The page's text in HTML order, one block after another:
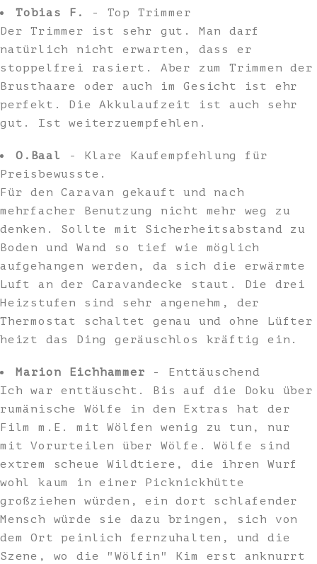
Tobias F.
- Top Trimmer
Der Trimmer ist sehr gut. Man darf
natürlich nicht erwarten, dass er
stoppelfrei rasiert. Aber zum Trimmen der
Brusthaare oder auch im Gesicht ist ehr
perfekt. Die Akkulaufzeit ist auch sehr
gut. Ist weiterzuempfehlen.
O.Baal
- Klare Kaufempfehlung für
Preisbewusste.
Für den Caravan gekauft und nach
mehrfacher Benutzung nicht mehr weg zu
denken. Sollte mit Sicherheitsabstand zu
Boden und Wand so tief wie möglich
aufgehangen werden, da sich die erwärmte
Luft an der Caravandecke staut. Die drei
Heizstufen sind sehr angenehm, der
Thermostat schaltet genau und ohne Lüfter
heizt das Ding geräuschlos kräftig ein.
Marion Eichhammer - Enttäuschend
Ich war enttäuscht. Bis auf die Doku über
rumänische Wölfe in den Extras hat der
Film m.E. mit Wölfen wenig zu tun, nur
mit Vorurteilen über Wölfe. Wölfe sind
extrem scheue Wildtiere, die ihren Wurf
wohl kaum in einer Picknickhütte
großziehen würden, ein dort schlafender
Mensch würde sie dazu bringen, sich von
dem Ort peinlich fernzuhalten, und die
Szene, wo die "Wölfin" Kim erst anknurrt